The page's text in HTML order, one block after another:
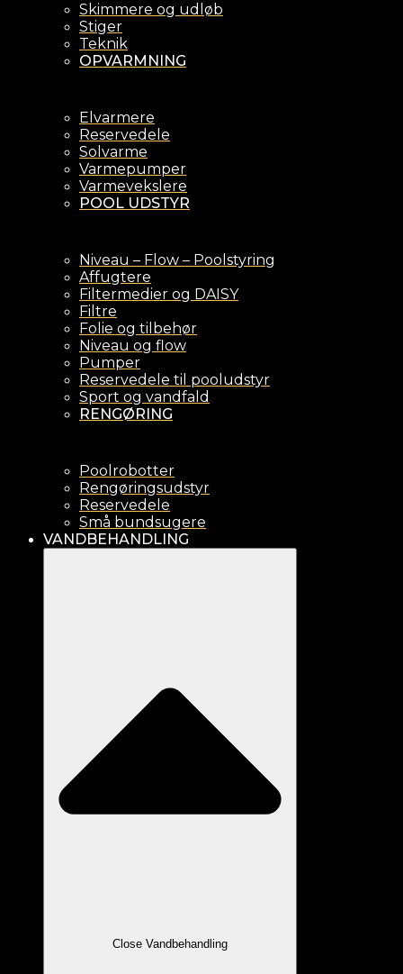
Skimmere og udløb
Stiger
Teknik
OPVARMNING
Elvarmere
Reservedele
Solvarme
Varmepumper
Varmevekslere
POOL UDSTYR
Niveau – Flow – Poolstyring
Affugtere
Filtermedier og DAISY
Filtre
Folie og tilbehør
Niveau og flow
Pumper
Reservedele til pooludstyr
Sport og vandfald
RENGØRING
Poolrobotter
Rengøringsudstyr
Reservedele
Små bundsugere
VANDBEHANDLING
Close Vandbehandling